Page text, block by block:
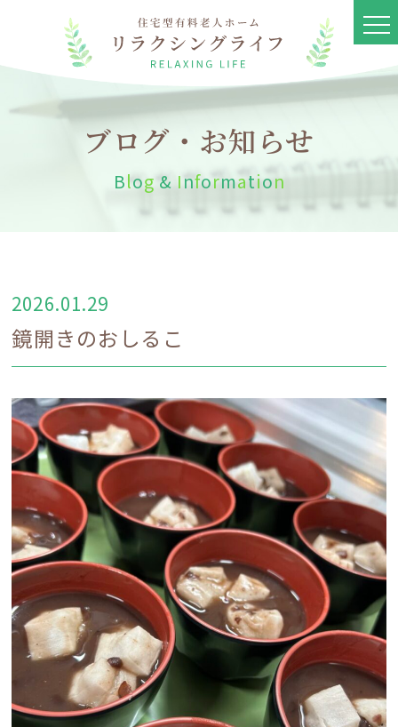
ブログ・お知らせ
Blog & Information
2026.01.29
鏡開きのおしるこ
ブログ
お知らせ
入居案内
採用情報